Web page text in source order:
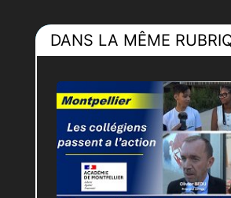
faut-il construire
construire
réalité
implacable. Les
face à une
croissante de
doivent
DANS LA MÊME